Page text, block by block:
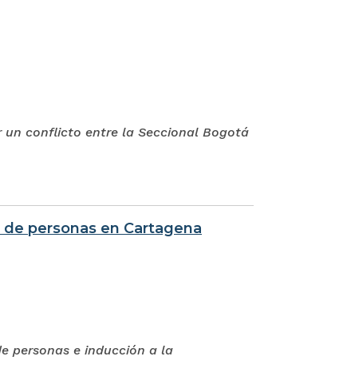
un conflicto entre la Seccional Bogotá
personas en Cartagena
personas e inducción a la